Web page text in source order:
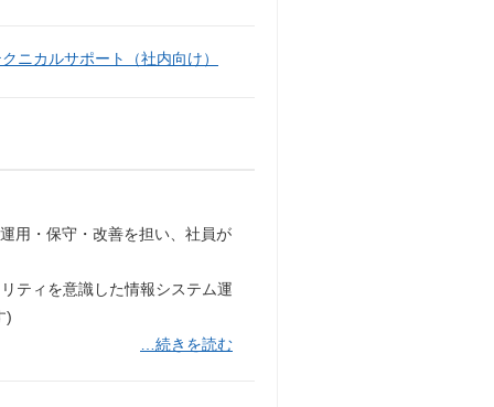
ニカルサポート（社内向け）
用・保守・改善を担い、社員が
ティを意識した情報システム運
)
…続きを読む